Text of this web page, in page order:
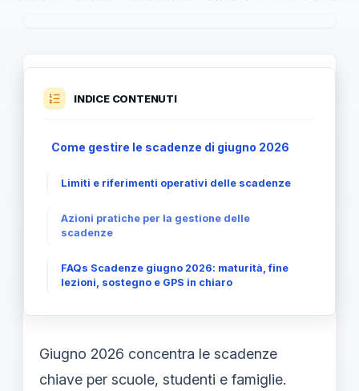
INDICE CONTENUTI
Come gestire le scadenze di giugno 2026
Limiti e riferimenti operativi delle scadenze
Azioni pratiche per la gestione delle
scadenze
FAQs Scadenze giugno 2026: maturità, fine
lezioni, sostegno e GPS in chiaro
Giugno 2026 concentra le scadenze
chiave per scuole, studenti e famiglie.